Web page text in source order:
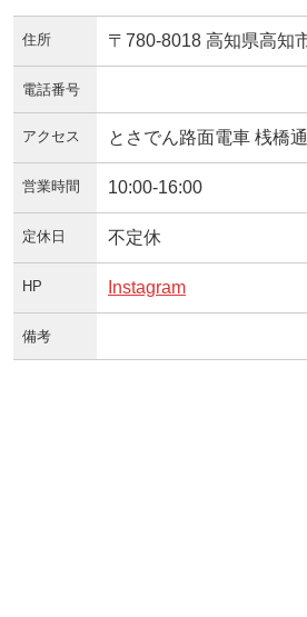
住所 〒780-8018 高知県高知
電話番号
アクセス とさでん路面電車 桟橋
営業時間 10:00-16:00
定休日 不定休
HP Instagram
備考